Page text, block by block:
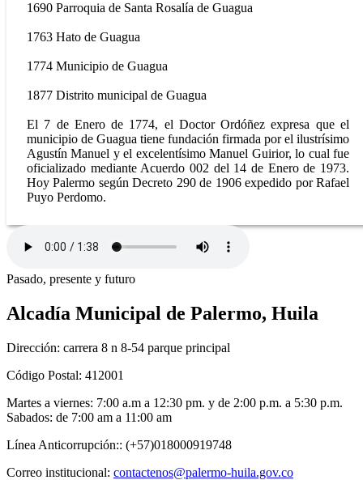
1690 Parroquia de Santa Rosalía de Guagua
1763 Hato de Guagua
1774 Municipio de Guagua
1877 Distrito municipal de Guagua
El 7 de Enero de 1774, el Doctor Ordóñez expresa que el
municipio de Guagua tiene fundación firmada por el ilustrísimo
Agustín Manuel y el excelentísimo Manuel Guirior, lo cual fue
oficializado mediante Acuerdo 002 del 14 de Enero de 1973.
Hoy Palermo según Decreto 290 de 1906 expedido por Rafael
Puyo Perdomo.​
Pasado, presente y futuro
Alcadía Municipal de Palermo, Huila
Dirección: carrera 8 n 8-54 parque principal
Código Postal: 412001
Martes a viernes: 7:00 a.m a 12:30 pm. y de 2:00 p.m. a 5:30 p.m.
Sabados: de 7:00 am a 11:00 am
Línea Anticorrupción:: (+57)018000919748
Correo institucional: contactenos@palermo-huila.gov.co